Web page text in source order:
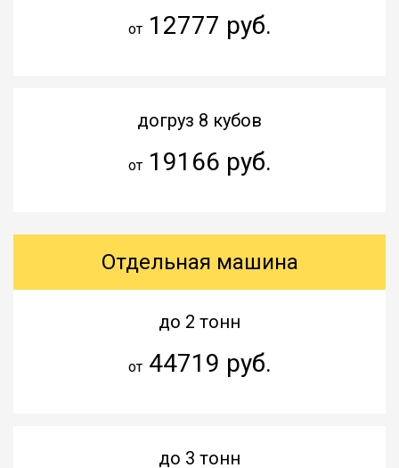
от12777 руб.
догруз 8 кубов
от19166 руб.
Отдельная машина
до 2 тонн
от44719 руб.
до 3 тонн